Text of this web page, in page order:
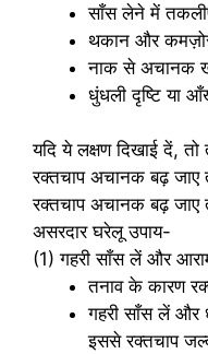
साँस लेने में
थकान और
नाक से अचानक
धुंधली दृष्टि या
यदि ये लक्षण दिखाई दें, तो
रक्तचाप अचानक बढ़ जाए
रक्तचाप अचानक बढ़
असरदार घरेलू उपाय-
(1) गहरी साँस लें और
तनाव के कारण
गहरी साँस लें और
इससे रक्तचाप